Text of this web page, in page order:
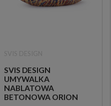
SVIS DESIGN
UMYWALKA
NABLATOWA
BETONOWA ORION